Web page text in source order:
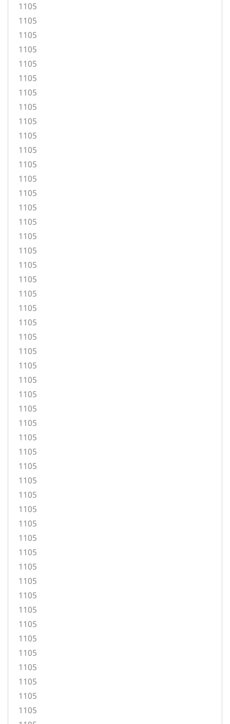
1105
1105
1105
1105
1105
1105
1105
1105
1105
1105
1105
1105
1105
1105
1105
1105
1105
1105
1105
1105
1105
1105
1105
1105
1105
1105
1105
1105
1105
1105
1105
1105
1105
1105
1105
1105
1105
1105
1105
1105
1105
1105
1105
1105
1105
1105
1105
1105
1105
1105